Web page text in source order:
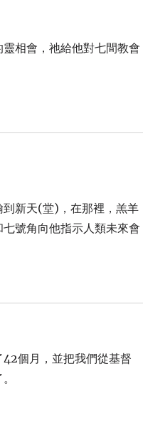
相會，祂給他對七間教會
到新天(堂)，在那裡，羔羊
號角向他指示人類未來會
個月，並把我們從基督